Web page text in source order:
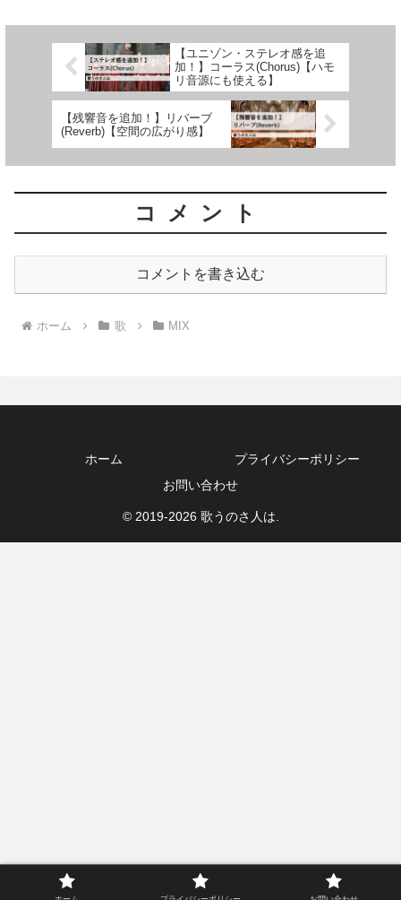
【ユニゾン・ステレオ感を追
加！】コーラス(Chorus)【ハモ
リ音源にも使える】
【残響音を追加！】リバーブ
(Reverb)【空間の広がり感】
コメント
コメントを書き込む
ホーム 歌 MIX
ホーム
プライバシーポリシー
お問い合わせ
© 2019-2026 歌うのさ人は.